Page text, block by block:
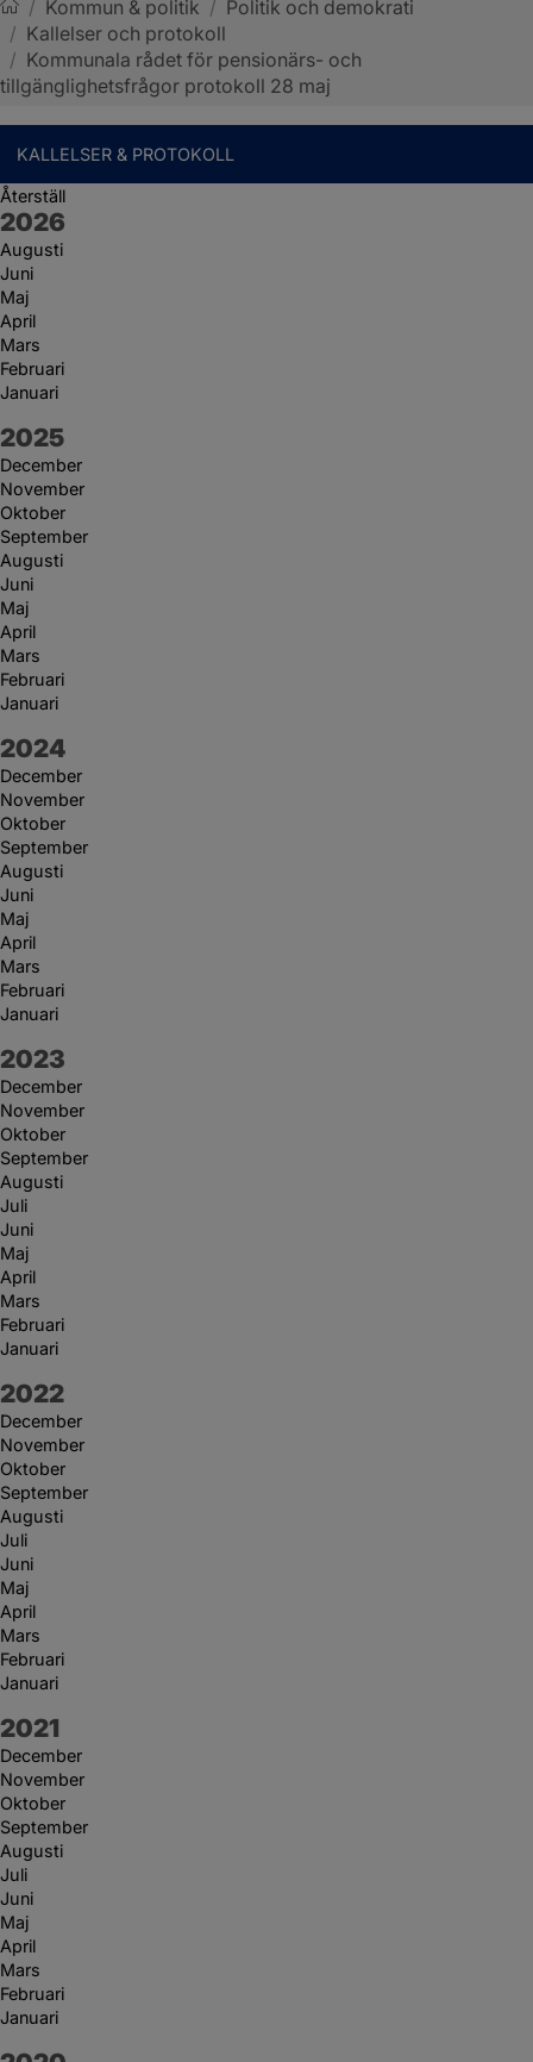
Sotenäs kommun
/ Kommun & politik / Politik och demokrati
/ Kallelser och protokoll
/ Kommunala rådet för pensionärs- och
tillgänglighetsfrågor protokoll 28 maj
KALLELSER & PROTOKOLL
Återställ
År:
2026
Augusti
Juni
Maj
April
Mars
Februari
Januari
År:
2025
December
November
Oktober
September
Augusti
Juni
Maj
April
Mars
Februari
Januari
År:
2024
December
November
Oktober
September
Augusti
Juni
Maj
April
Mars
Februari
Januari
År:
2023
December
November
Oktober
September
Augusti
Juli
Juni
Maj
April
Mars
Februari
Januari
År:
2022
December
November
Oktober
September
Augusti
Juli
Juni
Maj
April
Mars
Februari
Januari
År:
2021
December
November
Oktober
September
Augusti
Juli
Juni
Maj
April
Mars
Februari
Januari